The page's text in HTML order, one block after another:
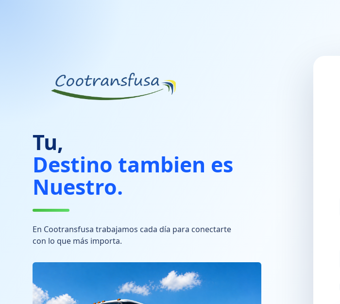
Tu,
Destino tambien es
Nuestro.
En Cootransfusa trabajamos cada día para conectarte
con lo que más importa.